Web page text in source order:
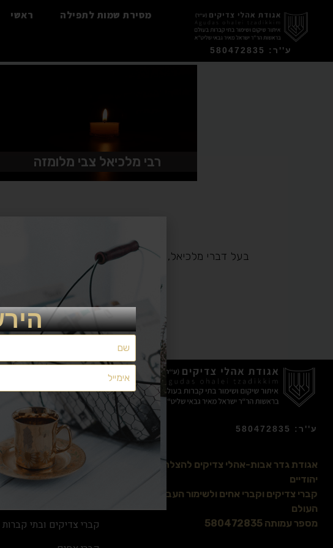
ע''ר: 580472835
מסירת שמות לתפילה ראשי
רבי מלכיאל צבי מלומזה
בעל דברי מלכיאל, בן רבי יונה
ע''ר: 580472835
אגודת גדר אבות-אהלי צדיקים להצלת בתי קברות
יהודיים
קברי צדיקים וקברי אחים ולשימור העבר היהודי ברחבי
העולם
מספר עמותה 580472835
אודותינו
הרב ישראל מאיר גבאי
קברי צדיקים ובתי קברות
מצאתם משהו שלא מתפקד כמצופה? יש לכם הצעות ייעול?
משהו חסר לכם?
הפניות נקראות ומועברות לטיפול
בטופס הבא: